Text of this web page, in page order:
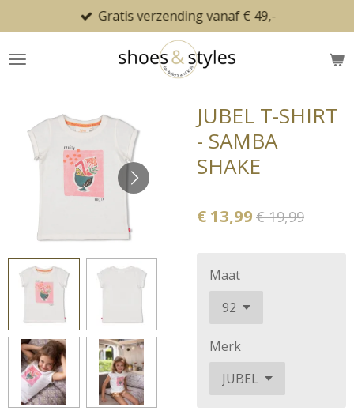
direct
naar
Gratis verzending vanaf € 49,-
JUBEL T-SHIRT
- SAMBA
SHAKE
€ 13,99 € 19,99
Maat
Merk